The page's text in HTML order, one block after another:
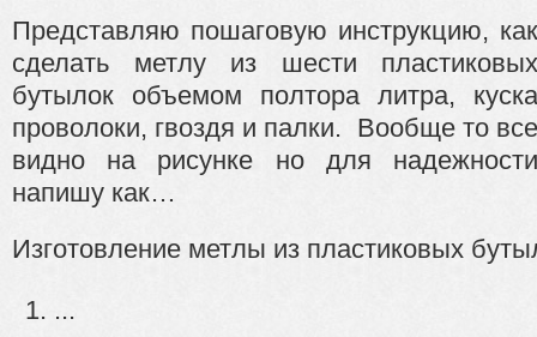
Представляю пошаговую инструкцию, как
сделать метлу из шести пластиковых
бутылок объемом полтора литра, куска
проволоки, гвоздя и палки. Вообще то все
видно на рисунке но для надежности
напишу как…
Изготовление метлы из пластиковых
...